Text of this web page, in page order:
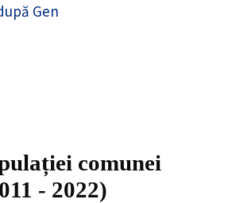
Gen
comunei
- 2022)